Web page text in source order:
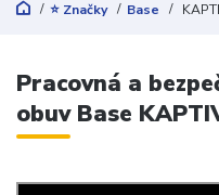
⭐ Značky Base
Pracovná a
obuv Base